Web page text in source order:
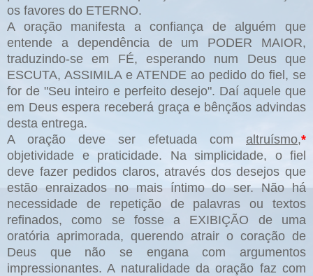
os favores do ETERNO.
A oração manifesta a confiança de alguém que
entende a dependência de um PODER MAIOR,
traduzindo-se em FÉ, esperando num Deus que
ESCUTA, ASSIMILA e ATENDE ao pedido do fiel, se
for de "Seu inteiro e perfeito desejo". Daí aquele que
em Deus espera receberá graça e bênçãos advindas
desta entrega.
A oração deve ser efetuada com altruísmo,*
objetividade e praticidade. Na simplicidade, o fiel
deve fazer pedidos claros, através dos desejos que
estão enraizados no mais íntimo do ser. Não há
necessidade de repetição de palavras ou textos
refinados, como se fosse a EXIBIÇÃO de uma
oratória aprimorada, querendo atrair o coração de
Deus que não se engana com argumentos
impressionantes. A naturalidade da oração faz com